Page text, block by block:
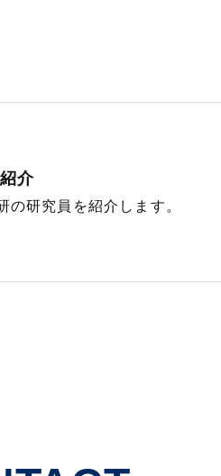
介
の研究員を紹介します。